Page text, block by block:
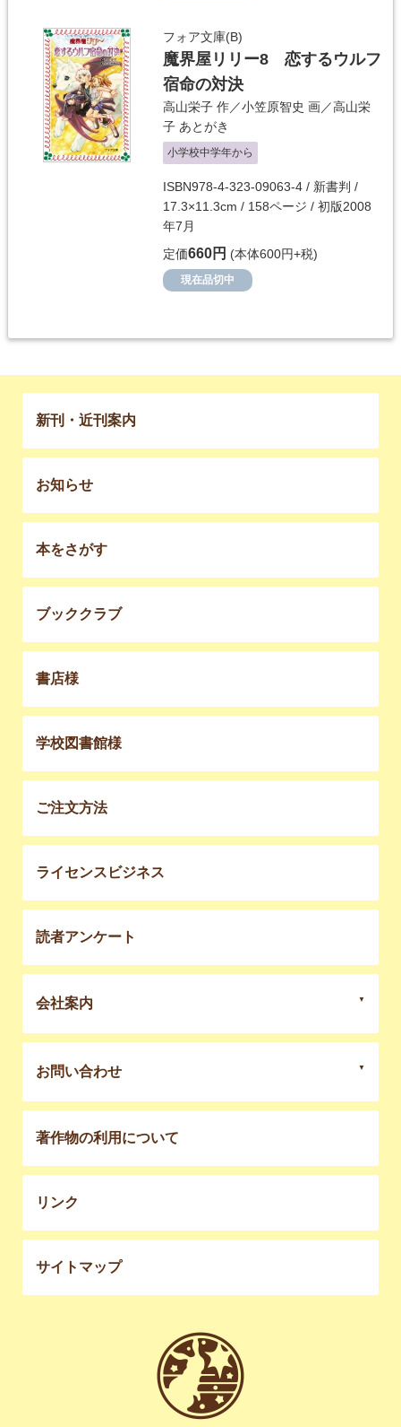
フォア文庫(B)
魔界屋リリー8 恋するウルフ
宿命の対決
高山栄子 作／小笠原智史 画／高山栄
子 あとがき
小学校中学年から
ISBN978-4-323-09063-4 / 新書判 /
17.3×11.3cm / 158ページ / 初版2008
年7月
定価660円 (本体600円+税)
現在品切中
新刊・近刊案内
お知らせ
本をさがす
ブッククラブ
書店様
学校図書館様
ご注文方法
ライセンスビジネス
読者アンケート
会社案内
お問い合わせ
著作物の利用について
リンク
サイトマップ